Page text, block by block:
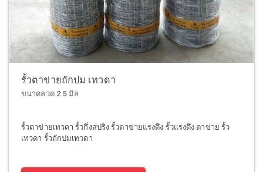
รั้วตาข่ายถักปม เทวดา
ขนาดลวด 2.5 มิล
รั้วตาข่ายเทวดา รั้วกึ่งสปริง รั้วตาข่ายแรงดึง รั้วแรงดึง ตาข่าย รั้ว
เทวดา รั้วถักปมเทวดา